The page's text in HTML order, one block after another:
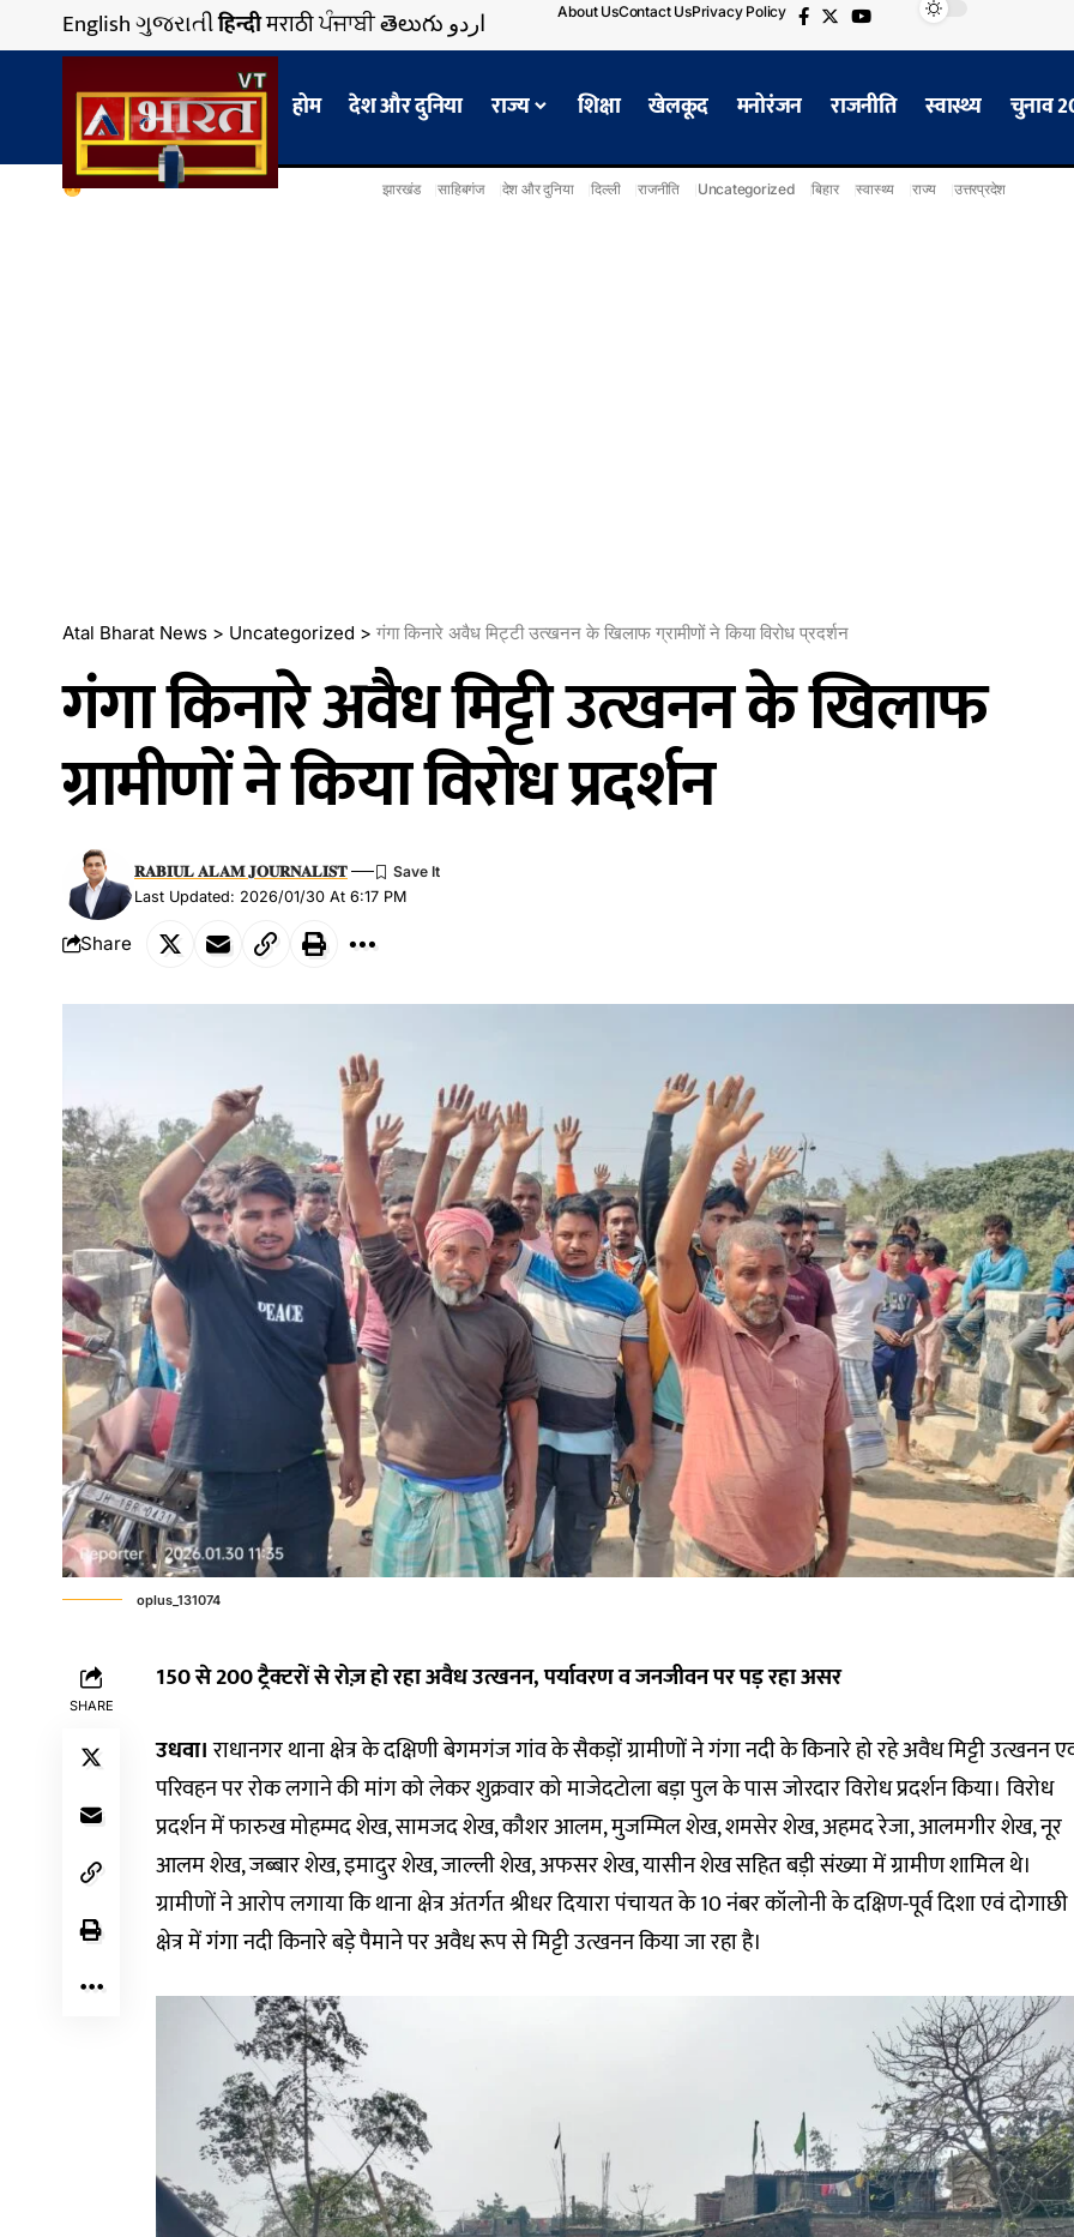
Englishગુજરાતીहिन्दीमराठीਪੰਜਾਬੀతెలుగుاردو About UsContact UsPrivacy Policy
होम देश और दुनिया राज्य शिक्षा खेलकूद मनोरंजन राजनीति स्वास्थ्य चुनाव
झारखंड साहिबगंज देश और दुनिया दिल्ली राजनीति Uncategorized बिहार स्वास्थ्य राज्य उत्तरप्रदेश
Atal Bharat News > Uncategorized > गंगा किनारे अवैध मिट्टी उत्खनन के खिलाफ ग्रामीणों ने किया विरोध प्रदर्शन
गंगा किनारे अवैध मिट्टी उत्खनन के खिलाफ
ग्रामीणों ने किया विरोध प्रदर्शन
Last Updated: 2026/01/30 At 6:17 PM
𝐑𝐀𝐁𝐈𝐔𝐋 𝐀𝐋𝐀𝐌 𝐉𝐎𝐔𝐑𝐍𝐀𝐋𝐈𝐒𝐓
Share
oplus_131074
SHARE
150 से 200 ट्रैक्टरों से रोज़ हो रहा अवैध उत्खनन, पर्यावरण व जनजीवन पर पड़ रहा असर
उधवा।राधानगर थाना क्षेत्र के दक्षिणी बेगमगंज गांव के सैकड़ों ग्रामीणों ने गंगा नदी के किनारे हो रहे अवैध मिट्टी उत्खनन
परिवहन पर रोक लगाने की मांग को लेकर शुक्रवार को माजेदटोला बड़ा पुल के पास जोरदार विरोध प्रदर्शन किया। विरोध
प्रदर्शन में फारुख मोहम्मद शेख, सामजद शेख, कौशर आलम, मुजम्मिल शेख, शमसेर शेख, अहमद रेजा, आलमगीर शेख, नूर
आलम शेख, जब्बार शेख, इमादुर शेख, जाल्ली शेख, अफसर शेख, यासीन शेख सहित बड़ी संख्या में ग्रामीण शामिल थे।
ग्रामीणों ने आरोप लगाया कि थाना क्षेत्र अंतर्गत श्रीधर दियारा पंचायत के 10 नंबर कॉलोनी के दक्षिण-पूर्व दिशा एवं दोगाछी
क्षेत्र में गंगा नदी किनारे बड़े पैमाने पर अवैध रूप से मिट्टी उत्खनन किया जा रहा है।